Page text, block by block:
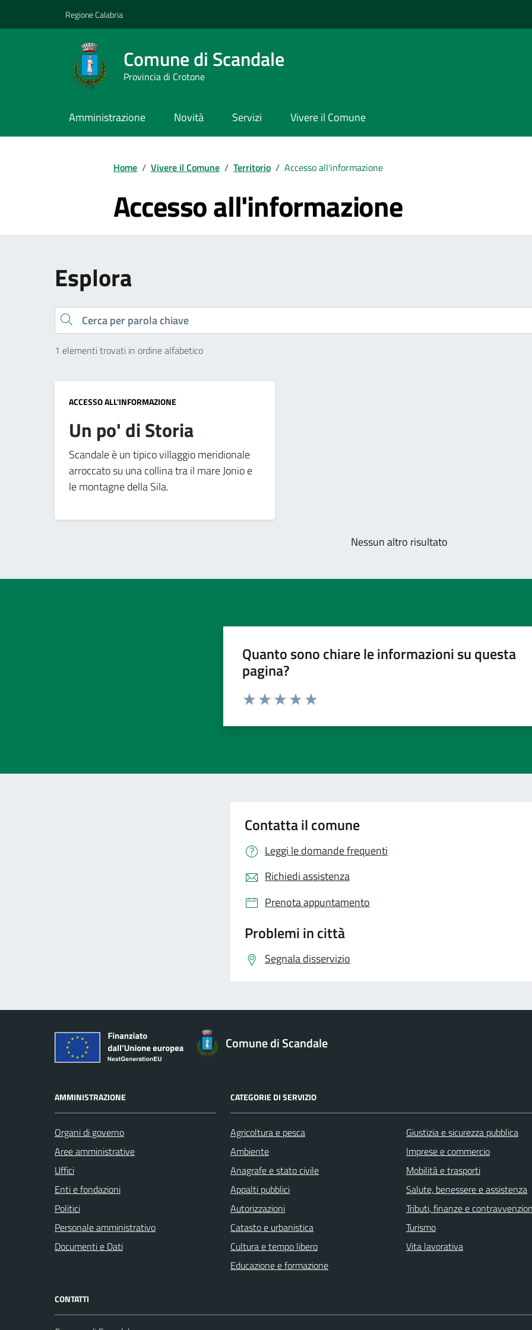
Regione Calabria
Comune di Scandale
Provincia di Crotone
Amministrazione Novità Servizi Vivere il Comune
Home / Vivere il Comune / Territorio / Accesso all'informazione
Accesso all'informazione
Esplora
Cerca
1 elementi trovati in ordine alfabetico
ACCESSO ALL'INFORMAZIONE
Un po' di Storia
Scandale è un tipico villaggio meridionale
arroccato su una collina tra il mare Jonio e
le montagne della Sila.
Nessun altro risultato
Quanto sono chiare le informazioni su questa
pagina?
Contatta il comune
Leggi le domande frequenti
Richiedi assistenza
Prenota appuntamento
Problemi in città
Segnala disservizio
Comune di Scandale
AMMINISTRAZIONE
Organi di governo
Aree amministrative
Uffici
Enti e fondazioni
Politici
Personale amministrativo
Documenti e Dati
CATEGORIE DI SERVIZIO
Agricoltura e pesca
Ambiente
Anagrafe e stato civile
Appalti pubblici
Autorizzazioni
Catasto e urbanistica
Cultura e tempo libero
Educazione e formazione
Giustizia e sicurezza pubblica
Imprese e commercio
Mobilità e trasporti
Salute, benessere e assistenza
Tributi, finanze e
Turismo
Vita lavorativa
CONTATTI